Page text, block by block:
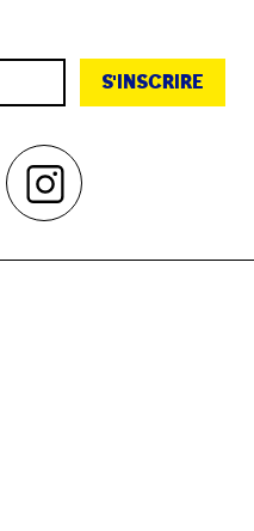
S'INSCRIRE